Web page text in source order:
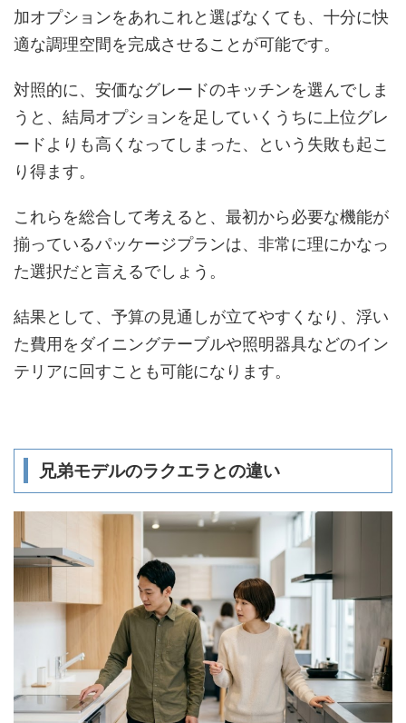
加オプションをあれこれと選ばなくても、十分に快
適な調理空間を完成させることが可能です。
対照的に、安価なグレードのキッチンを選んでしま
うと、結局オプションを足していくうちに上位グレ
ードよりも高くなってしまった、という失敗も起こ
り得ます。
これらを総合して考えると、最初から必要な機能が
揃っているパッケージプランは、非常に理にかなっ
た選択だと言えるでしょう。
結果として、予算の見通しが立てやすくなり、浮い
た費用をダイニングテーブルや照明器具などのイン
テリアに回すことも可能になります。
兄弟モデルのラクエラとの違い